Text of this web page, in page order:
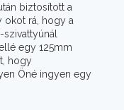
biztosított a
okot rá, hogy a
egy 125mm
hogy
Öné ingyen egy